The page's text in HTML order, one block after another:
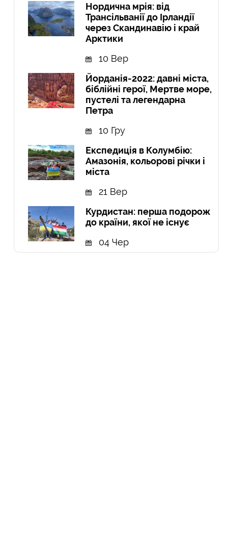
Нордична мрія: від
Трансільванії до Ірландії
через Скандинавію і край
Арктики
10 Вер
Йорданія-2022: давні міста,
біблійні герої, Мертве море,
пустелі та легендарна
Петра
10 Гру
Експедиція в Колумбію:
Амазонія, кольорові річки і
міста
21 Вер
Курдистан: перша подорож
до країни, якої не існує
04 Чер